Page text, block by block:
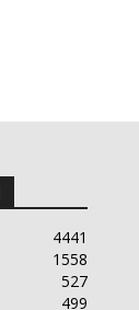
4441
1558
527
499